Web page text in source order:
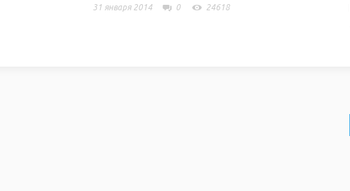
31 января 2014 0 24618